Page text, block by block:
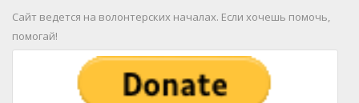
Сайт ведется на волонтерских началах. Если хочешь помочь,
помогай!